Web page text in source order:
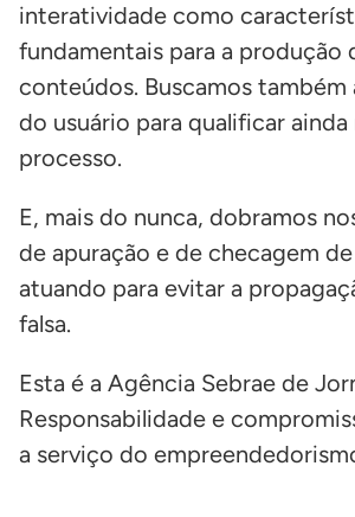
interatividade como
fundamentais para a produção
conteúdos. Buscamos
do usuário para qualificar ainda
processo.
E, mais do nunca, dobramos
de apuração e de checagem
atuando para evitar a
falsa.
Esta é a Agência Sebrae de
Responsabilidade e
a serviço do